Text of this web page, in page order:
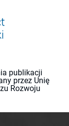
publikacji
przez Unię
Rozwoju